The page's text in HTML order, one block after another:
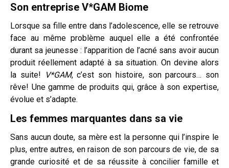
Son entreprise V*GAM Biome
Lorsque sa fille entre dans l’adolescence, elle se retrouve
face au même problème auquel elle a été confrontée
durant sa jeunesse : l’apparition de l’acné sans avoir aucun
produit réellement adapté à sa situation. On devine alors
la suite!
V*GAM, c’est son histoire, son parcours… son
rêve! Une gamme de produits qui, grâce à son expertise,
évolue et s’adapte.
Les femmes marquantes dans sa vie
Sans aucun doute, sa mère est la personne qui l’inspire le
plus, entre autres, en raison de son parcours de vie, de sa
grande curiosité et de sa réussite à concilier famille et